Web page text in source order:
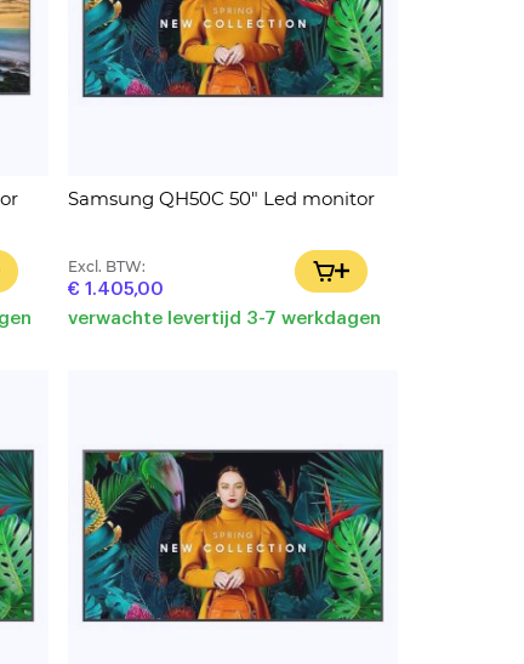
WINKELWAGEN
Samsung QH50C 50" Led monitor
Excl. BTW:
€ 1.405,00
IN WINKELWAGEN
verwachte levertijd 3-7 werkdagen